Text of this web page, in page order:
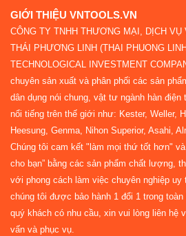
GIỚI THIỆU VNTOOLS.VN
CÔNG TY TNHH THƯƠNG MẠI, DỊCH
THÁI PHƯƠNG LINH (THAI PHUONG
TECHNOLOGICAL INVESTMENT
chuyên sản xuất và phân phối các sản
dân dụng nói chung, vật tư ngành hàn
nổi tiếng trên thế giới như: Kester, Weller,
Heesung, Genma, Nihon Superior, Asahi,
Chúng tôi cam kết "làm mọi thứ tốt hơn"
cho bạn” bằng các sản phẩm chất lượng,
với phong cách làm việc chuyên nghiệp uy
chúng tôi được bảo hành 1 đổi 1 trong
quý khách có nhu cầu, xin vui lòng liên hệ
vấn và phục vụ.